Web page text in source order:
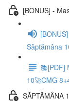
[BONUS] -
Săptămâna
📚[PDF]
10🚀CMG
SĂPTĂMÂNA